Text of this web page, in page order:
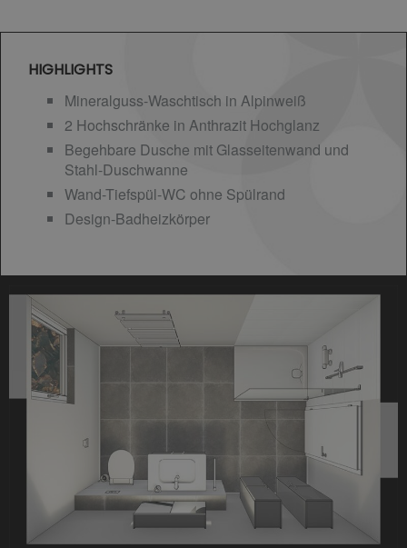
HIGHLIGHTS
Mineralguss-Waschtisch in Alpinweiß
2 Hochschränke in Anthrazit Hochglanz
Begehbare Dusche mit Glasseitenwand und
Stahl-Duschwanne
Wand-Tiefspül-WC ohne Spülrand
Design-Badheizkörper